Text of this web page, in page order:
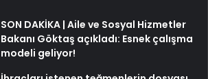
SON DAKİKA | Aile ve Sosyal Hizmetler
Bakanı Göktaş açıkladı: Esnek çalışma
modeli geliyor!